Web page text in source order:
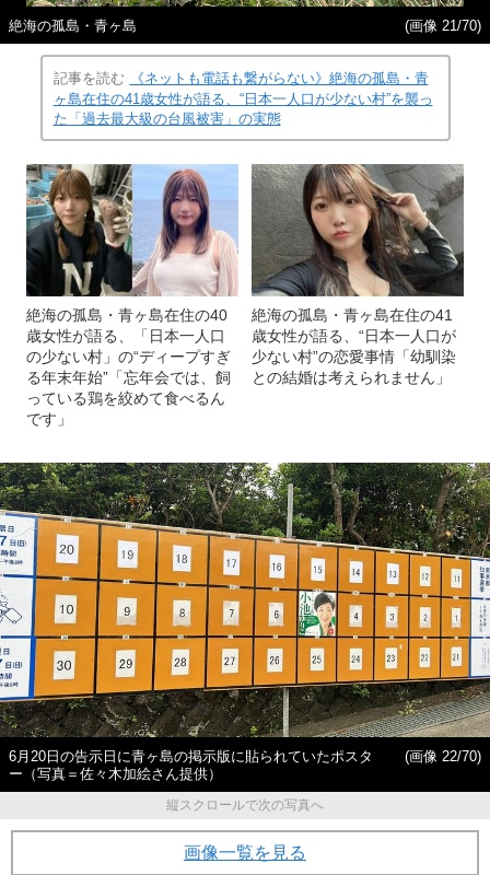
絶海の孤島・青ヶ島 (画像 21/70)
記事を読む
《ネットも電話も繋がらない》絶海の孤島・青
ヶ島在住の41歳女性が語る、“日本一人口が少ない村”を襲っ
た「過去最大級の台風被害」の実態
絶海の孤島・青ヶ島在住の40
歳女性が語る、「日本一人口
の少ない村」の“ディープすぎ
る年末年始”「忘年会では、飼
っている鶏を絞めて食べるん
です」
絶海の孤島・青ヶ島在住の41
歳女性が語る、“日本一人口が
少ない村”の恋愛事情「幼馴染
との結婚は考えられません」
6月20日の告示日に青ヶ島の掲示版に貼られていたポスタ
ー（写真＝佐々木加絵さん提供）
(画像 22/70)
縦スクロールで次の写真へ
画像一覧を見る